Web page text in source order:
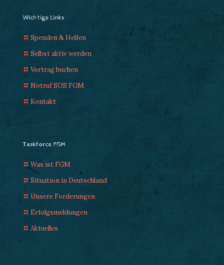
Wichtige Links
Spenden & Helfen
Selbst aktiv werden
Vortrag buchen
Notruf SOS FGM
Kontakt
Taskforce FGM
Was ist FGM
Situation in Deutschland
Unsere Forderungen
Erfolgsmeldungen
Aktuelles